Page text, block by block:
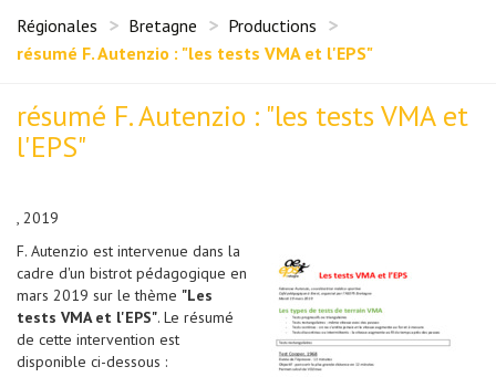
Régionales Bretagne
Productions
résumé F. Autenzio : "les tests VMA et l'EPS"
résumé F. Autenzio : "les tests VMA et
l'EPS"
, 2019
F. Autenzio est intervenue dans la
cadre d'un bistrot pédagogique en
mars 2019 sur le thème "Les
tests VMA et l'EPS". Le résumé
de cette intervention est
disponible ci-dessous :